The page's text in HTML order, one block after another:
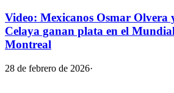
Video: Mexicanos Osmar Olvera
Celaya ganan plata en el
Montreal
28 de febrero de 2026·